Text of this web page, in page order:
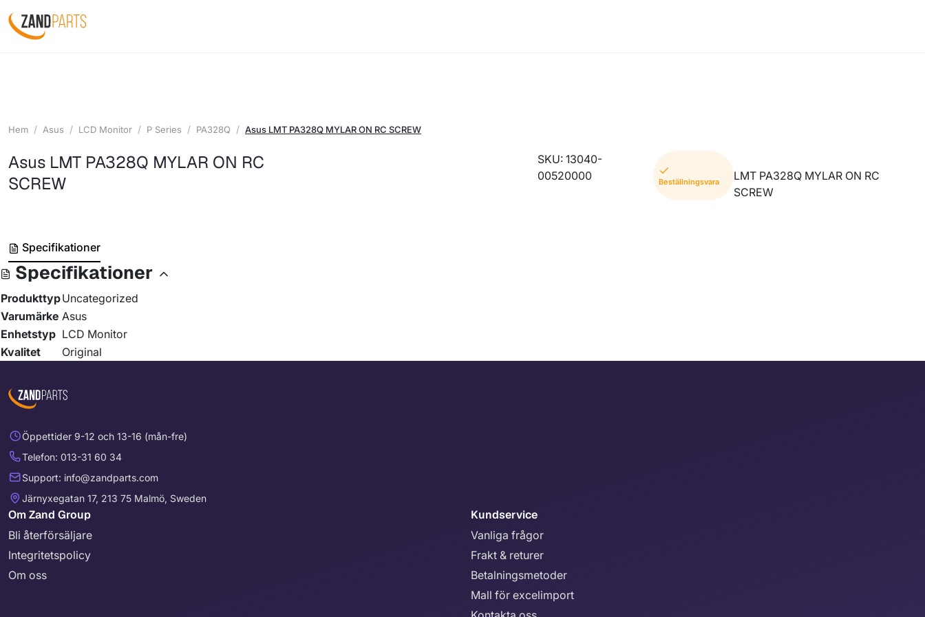
Hem Asus LCD Monitor P Series PA328Q Asus LMT PA328Q MYLAR ON RC SCREW
Asus LMT PA328Q MYLAR ON RC
SCREW
SKU: 13040-
00520000
Beställningsvara
LMT PA328Q MYLAR ON RC
SCREW
Specifikationer
Specifikationer
ProdukttypUncategorized
Varumärke Asus
Enhetstyp LCD Monitor
Kvalitet
Original
Öppettider 9-12 och 13-16 (mån-fre)
Telefon: 013-31 60 34
Support: info@zandparts.com
Järnyxegatan 17, 213 75 Malmö, Sweden
Om Zand Group
Bli återförsäljare
Integritetspolicy
Om oss
Kundservice
Vanliga frågor
Frakt & returer
Betalningsmetoder
Mall för excelimport